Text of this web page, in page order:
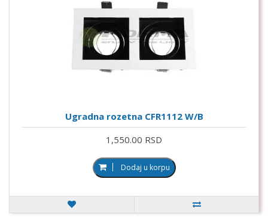
Ugradna rozetna CFR1112 W/B
1,550.00 RSD
Dodaj u korpu